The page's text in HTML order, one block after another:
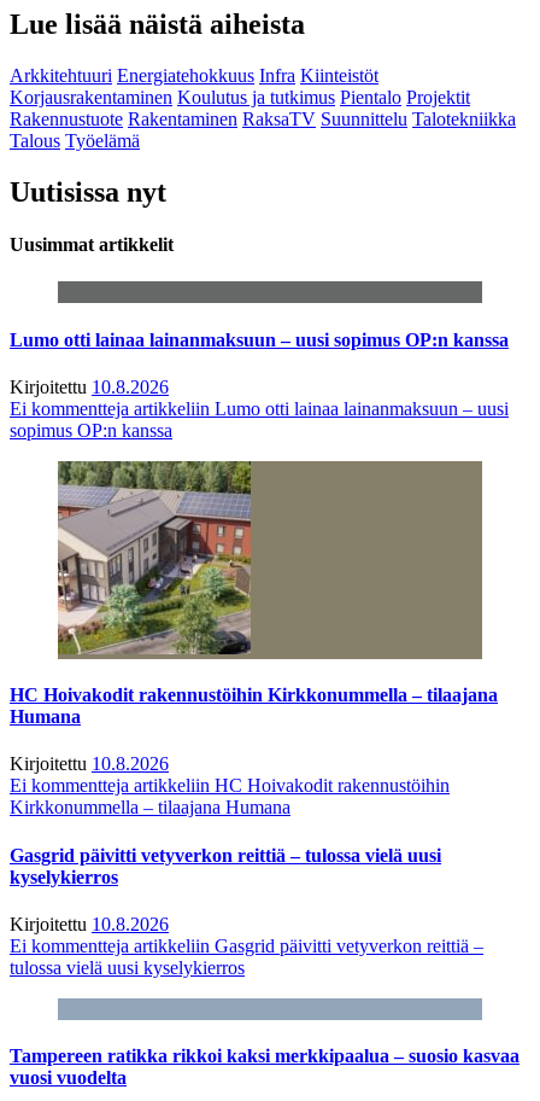
Lue lisää näistä aiheista
Arkkitehtuuri Energiatehokkuus Infra Kiinteistöt
Korjausrakentaminen Koulutus ja tutkimus Pientalo Projektit
Rakennustuote Rakentaminen RaksaTV Suunnittelu Talotekniikka
Talous Työelämä
Uutisissa nyt
Uusimmat artikkelit
Lumo otti lainaa lainanmaksuun – uusi sopimus OP:n kanssa
Kirjoitettu 10.8.2026
Ei kommentteja artikkeliin Lumo otti lainaa lainanmaksuun – uusi
sopimus OP:n kanssa
HC Hoivakodit rakennustöihin Kirkkonummella – tilaajana
Humana
Kirjoitettu 10.8.2026
Ei kommentteja artikkeliin HC Hoivakodit rakennustöihin
Kirkkonummella – tilaajana Humana
Gasgrid päivitti vetyverkon reittiä – tulossa vielä uusi
kyselykierros
Kirjoitettu 10.8.2026
Ei kommentteja artikkeliin Gasgrid päivitti vetyverkon reittiä –
tulossa vielä uusi kyselykierros
Tampereen ratikka rikkoi kaksi merkkipaalua – suosio kasvaa
vuosi vuodelta